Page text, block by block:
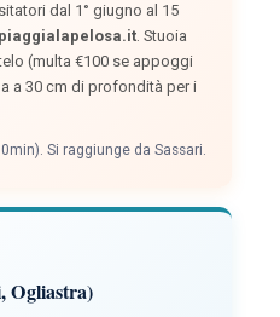
dal 1° giugno al 15
. Stuoia
(multa €100 se appoggi
a 30 cm di profondità per i
Si raggiunge da Sassari.
Ogliastra)